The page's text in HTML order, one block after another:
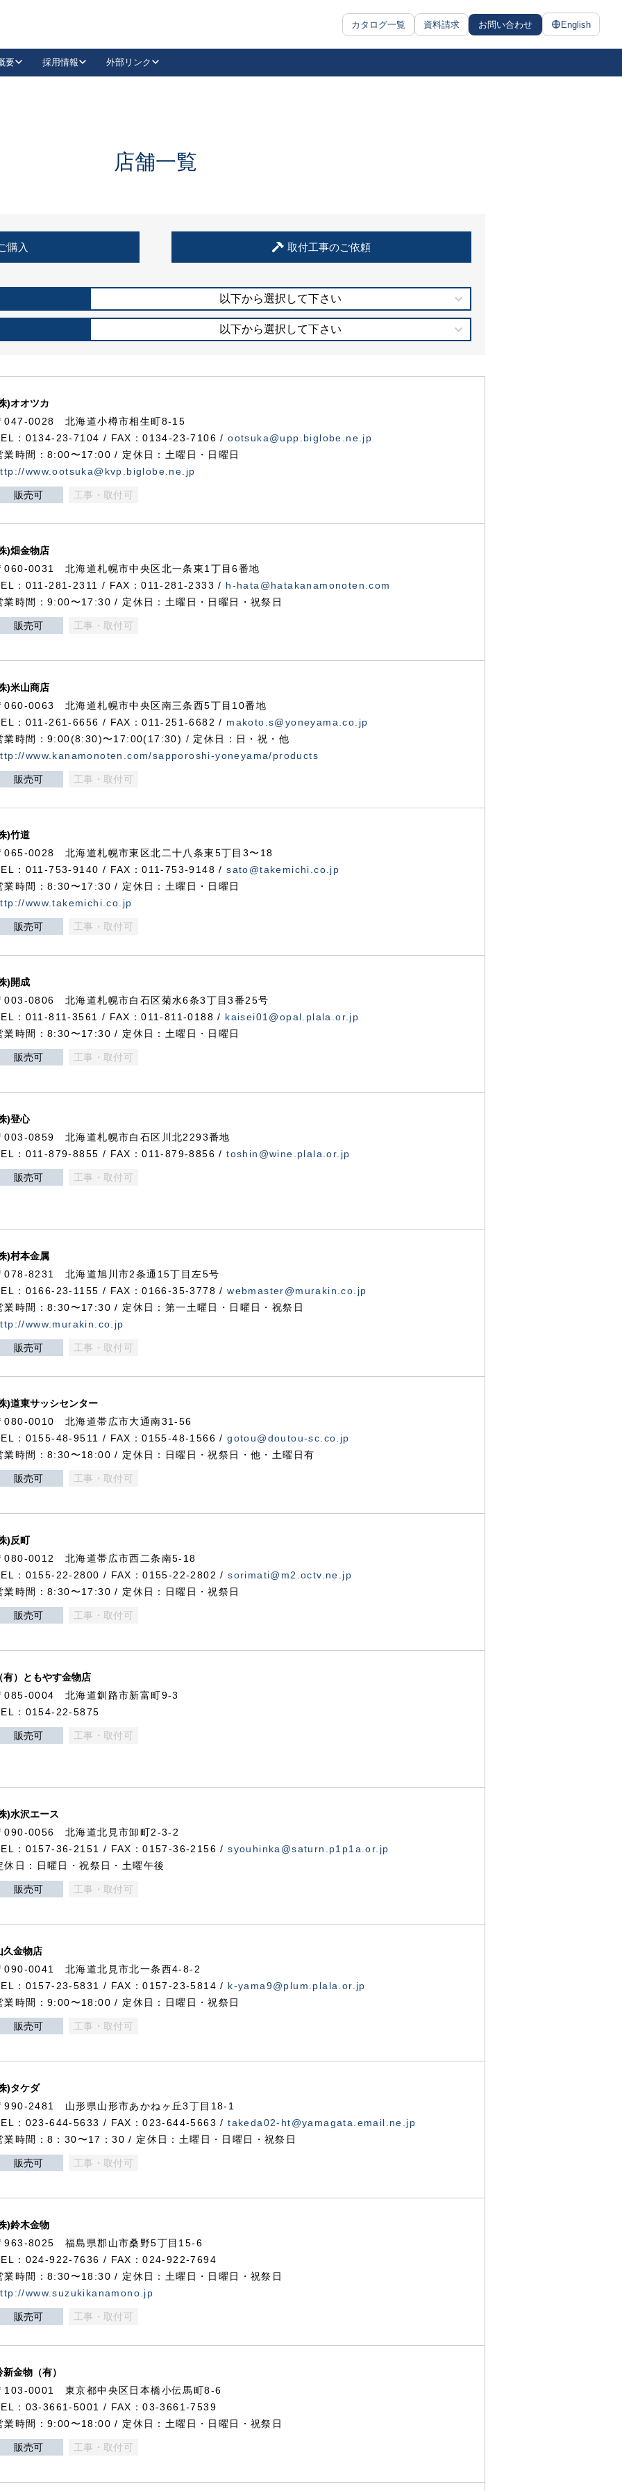
カタログ一覧 資料請求 お問い合わせ English
抗ウイルス・抗菌製品
要 採用情報 外部リンク
LinkedIn
住宅使用部材標準化推進協議会
店舗一覧
購入 取付工事のご依頼
以下から選択して下さい
以下から選択して下さい
)オオツカ
047-0028 北海道小樽市相生町8-15
：0134-23-7104 / FAX：0134-23-7106 /ootsuka@upp.biglobe.ne.jp
業時間：8:00〜17:00 / 定休日：土曜日・日曜日
www.ootsuka@kvp.biglobe.ne.jp
販売可 工事・取付可
)畑金物店
060-0031 北海道札幌市中央区北一条東1丁目6番地
：011-281-2311 / FAX：011-281-2333 / h-hata@hatakanamonoten.com
業時間：9:00〜17:30 / 定休日：土曜日・日曜日・祝祭日
販売可 工事・取付可
)米山商店
060-0063 北海道札幌市中央区南三条西5丁目10番地
：011-261-6656 / FAX：011-251-6682 / makoto.s@yoneyama.co.jp
業時間：9:00(8:30)〜17:00(17:30) / 定休日：日・祝・他
www.kanamonoten.com/sapporoshi-yoneyama/products
販売可 工事・取付可
)竹道
065-0028 北海道札幌市東区北二十八条東5丁目3〜18
：011-753-9140 / FAX：011-753-9148 /sato@takemichi.co.jp
業時間：8:30〜17:30 / 定休日：土曜日・日曜日
www.takemichi.co.jp
販売可 工事・取付可
)開成
003-0806 北海道札幌市白石区菊水6条3丁目3番25号
：011-811-3561 / FAX：011-811-0188 / kaisei01@opal.plala.or.jp
業時間：8:30〜17:30 / 定休日：土曜日・日曜日
販売可 工事・取付可
)登心
003-0859 北海道札幌市白石区川北2293番地
：011-879-8855 / FAX：011-879-8856 /toshin@wine.plala.or.jp
販売可 工事・取付可
)村本金属
078-8231 北海道旭川市2条通15丁目左5号
：0166-23-1155 / FAX：0166-35-3778 /webmaster@murakin.co.jp
業時間：8:30〜17:30 / 定休日：第一土曜日・日曜日・祝祭日
www.murakin.co.jp
販売可 工事・取付可
)道東サッシセンター
080-0010 北海道帯広市大通南31-56
：0155-48-9511 / FAX：0155-48-1566 /gotou@doutou-sc.co.jp
業時間：8:30〜18:00 / 定休日：日曜日・祝祭日・他・土曜日有
販売可 工事・取付可
)反町
080-0012 北海道帯広市西二条南5-18
：0155-22-2800 / FAX：0155-22-2802 /sorimati@m2.octv.ne.jp
業時間：8:30〜17:30 / 定休日：日曜日・祝祭日
販売可 工事・取付可
有）ともやす金物店
085-0004 北海道釧路市新富町9-3
：0154-22-5875
販売可 工事・取付可
)水沢エース
090-0056 北海道北見市卸町2-3-2
：0157-36-2151 / FAX：0157-36-2156 /syouhinka@saturn.p1p1a.or.jp
休日：日曜日・祝祭日・土曜午後
販売可 工事・取付可
久金物店
090-0041 北海道北見市北一条西4-8-2
：0157-23-5831 / FAX：0157-23-5814 / k-yama9@plum.plala.or.jp
業時間：9:00〜18:00 / 定休日：日曜日・祝祭日
販売可 工事・取付可
)タケダ
990-2481 山形県山形市あかねヶ丘3丁目18-1
：023-644-5633 / FAX：023-644-5663 /takeda02-ht@yamagata.email.ne.jp
業時間：8：30〜17：30 / 定休日：土曜日・日曜日・祝祭日
販売可 工事・取付可
)鈴木金物
963-8025 福島県郡山市桑野5丁目15-6
：024-922-7636 / FAX：024-922-7694
業時間：8:30〜18:30 / 定休日：土曜日・日曜日・祝祭日
www.suzukikanamono.jp
販売可 工事・取付可
新金物（有）
103-0001 東京都中央区日本橋小伝馬町8-6
：03-3661-5001 / FAX：03-3661-7539
業時間：9:00〜18:00 / 定休日：土曜日・日曜日・祝祭日
販売可 工事・取付可